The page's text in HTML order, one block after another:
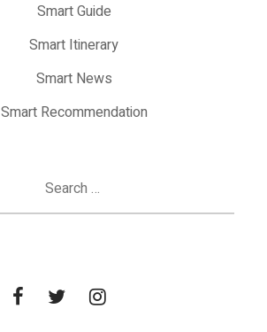
Smart Guide
Smart Itinerary
Smart News
Smart Recommendation